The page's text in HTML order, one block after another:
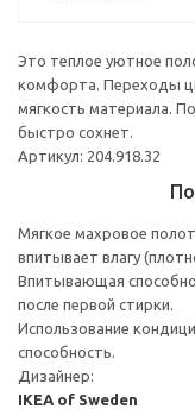
Это теплое уютное
комфорта. Переходы
мягкость материала.
быстро сохнет.
Артикул: 204.918.32
Мягкое махровое
впитывает влагу
Впитывающая
после первой стирки.
Использование
способность.
Дизайнер:
IKEA of Sweden